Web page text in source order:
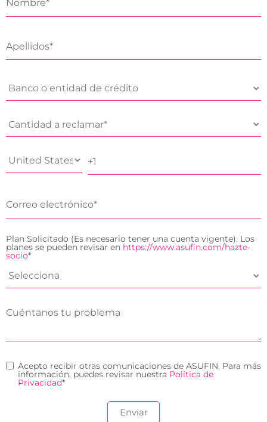
Plan Solicitado (Es necesario tener una cuenta vigente). Los
planes se pueden revisar en https://www.asufin.com/hazte-
socio*
Acepto recibir otras comunicaciones de ASUFIN. Para más
información, puedes revisar nuestra Política de
Privacidad*